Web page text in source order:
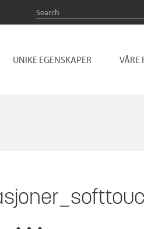
UNIKE EGENSKAPER VÅRE